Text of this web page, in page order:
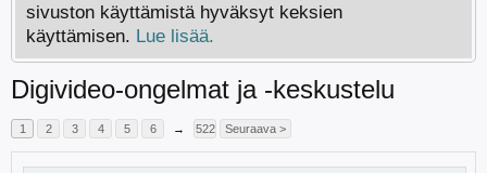
sivuston käyttämistä hyväksyt keksien
käyttämisen. Lue lisää.
Digivideo-ongelmat ja -keskustelu
1 2 3 4 5 6 → 522 Seuraava >